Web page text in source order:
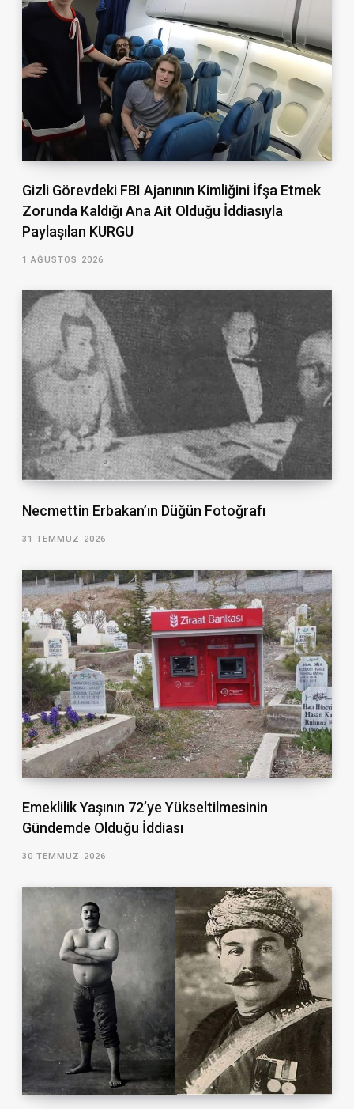
Gizli Görevdeki FBI Ajanının Kimliğini İfşa Etmek
Zorunda Kaldığı Ana Ait Olduğu İddiasıyla
Paylaşılan KURGU
1 AĞUSTOS 2026
Necmettin Erbakan’ın Düğün Fotoğrafı
31 TEMMUZ 2026
Emeklilik Yaşının 72’ye Yükseltilmesinin
Gündemde Olduğu İddiası
30 TEMMUZ 2026